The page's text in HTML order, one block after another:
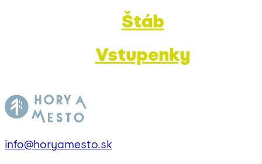
Štáb
Vstupenky
info@horyamesto.sk